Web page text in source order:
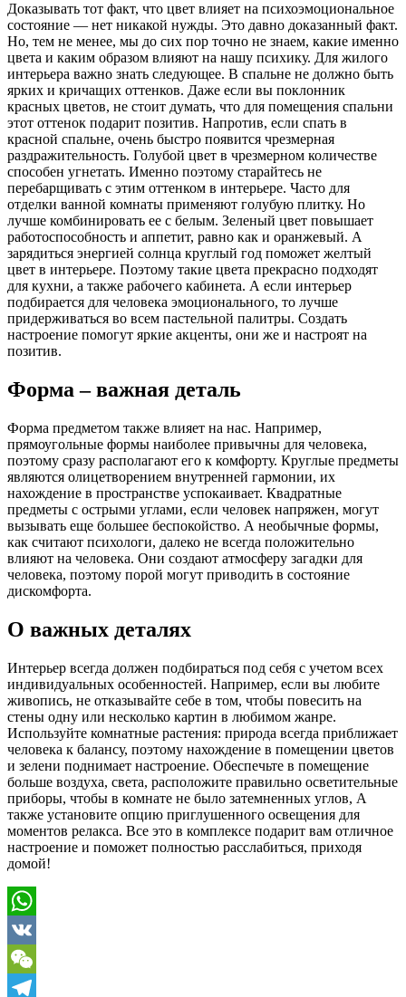
Доказывать тот факт, что цвет влияет на психоэмоциональное
состояние — нет никакой нужды. Это давно доказанный факт.
Но, тем не менее, мы до сих пор точно не знаем, какие именно
цвета и каким образом влияют на нашу психику. Для жилого
интерьера важно знать следующее. В спальне не должно быть
ярких и кричащих оттенков. Даже если вы поклонник
красных цветов, не стоит думать, что для помещения спальни
этот оттенок подарит позитив. Напротив, если спать в
красной спальне, очень быстро появится чрезмерная
раздражительность. Голубой цвет в чрезмерном количестве
способен угнетать. Именно поэтому старайтесь не
перебарщивать с этим оттенком в интерьере. Часто для
отделки ванной комнаты применяют голубую плитку. Но
лучше комбинировать ее с белым. Зеленый цвет повышает
работоспособность и аппетит, равно как и оранжевый. А
зарядиться энергией солнца круглый год поможет желтый
цвет в интерьере. Поэтому такие цвета прекрасно подходят
для кухни, а также рабочего кабинета. А если интерьер
подбирается для человека эмоционального, то лучше
придерживаться во всем пастельной палитры. Создать
настроение помогут яркие акценты, они же и настроят на
позитив.
Форма – важная деталь
Форма предметом также влияет на нас. Например,
прямоугольные формы наиболее привычны для человека,
поэтому сразу располагают его к комфорту. Круглые предметы
являются олицетворением внутренней гармонии, их
нахождение в пространстве успокаивает. Квадратные
предметы с острыми углами, если человек напряжен, могут
вызывать еще большее беспокойство. А необычные формы,
как считают психологи, далеко не всегда положительно
влияют на человека. Они создают атмосферу загадки для
человека, поэтому порой могут приводить в состояние
дискомфорта.
О важных деталях
Интерьер всегда должен подбираться под себя с учетом всех
индивидуальных особенностей. Например, если вы любите
живопись, не отказывайте себе в том, чтобы повесить на
стены одну или несколько картин в любимом жанре.
Используйте комнатные растения: природа всегда приближает
человека к балансу, поэтому нахождение в помещении цветов
и зелени поднимает настроение. Обеспечьте в помещение
больше воздуха, света, расположите правильно осветительные
приборы, чтобы в комнате не было затемненных углов, А
также установите опцию приглушенного освещения для
моментов релакса. Все это в комплексе подарит вам отличное
настроение и поможет полностью расслабиться, приходя
домой!
WhatsApp
VK
WeChat